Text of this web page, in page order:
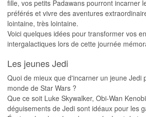
fille, vos petits Padawans pourront incarner
préférés et vivre des aventures
lointaine, très lointaine.
Voici quelques idées pour transformer vos
intergalactiques lors de cette journée
Les jeunes Jedi
Quoi de mieux que d'incarner un jeune Jedi
monde de Star Wars ?
Que ce soit Luke Skywalker, Obi-Wan
déguisements de Jedi sont idéaux pour les